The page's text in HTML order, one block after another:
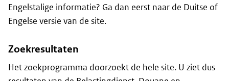
Engelstalige informatie? Ga dan eerst naar de Duitse of
Engelse versie van de site.
Zoekresultaten
Het zoekprogramma doorzoekt de hele site. U ziet dus